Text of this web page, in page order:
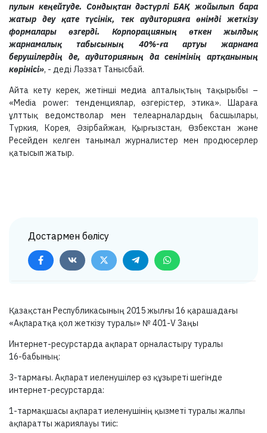
пулын кеңейтуде. Сондықтан дәстүрлі БАҚ жойылып бара
жатыр деу қате түсінік, тек аудиторияға өнімді жеткізу
формалары өзгерді. Корпорацияның өткен жылдық
жарнамалық табысының 40%-ға артуы жарнама
берушілердің де, аудиторияның да сенімінің артқанының
көрінісі», - деді Ләззат Танысбай.
Айта кету керек, жетінші медиа апталықтың тақырыбы –
«Media power: тенденциялар, өзгерістер, этика». Шараға
ұлттық ведомстволар мен телеарналардың басшылары,
Түркия, Корея, Әзірбайжан, Қырғызстан, Өзбекстан және
Ресейден келген танымал журналистер мен продюсерлер
қатысып жатыр.
Достармен бөлісу
Қазақстан Республикасының 2015 жылғы 16 қарашадағы
«Ақпаратқа қол жеткізу туралы» № 401-V Заңы
Интернет-ресурстарда ақпарат орналастыру туралы
16-бабының:
3-тармағы. Ақпарат иеленушілер өз құзыреті шегінде
интернет-ресурстарда:
1-тармақшасы ақпарат иеленушінің қызметі туралы жалпы
ақпаратты жариялауы тиіс: